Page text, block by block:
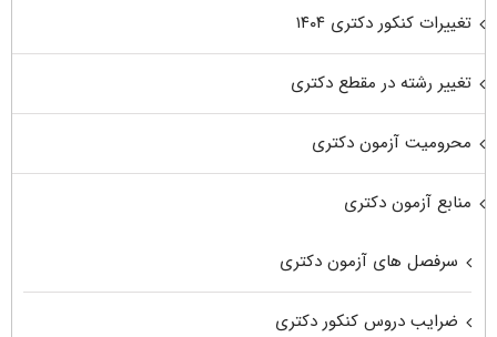
تغییرات کنکور دکتری ۱۴۰۴
تغییر رشته در مقطع دکتری
محرومیت آزمون دکتری
منابع آزمون دکتری
سرفصل های آزمون دکتری
ضرایب دروس کنکور دکتری